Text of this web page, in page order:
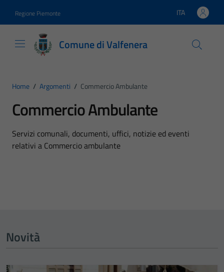
Regione Piemonte Lingua attiva:
ITA
Comune di Valfenera
Home / Argomenti / Commercio Ambulante
Commercio Ambulante
Dettagli dell'argomento
Servizi comunali, documenti, uffici, notizie ed eventi
relativi a Commercio ambulante
Novità